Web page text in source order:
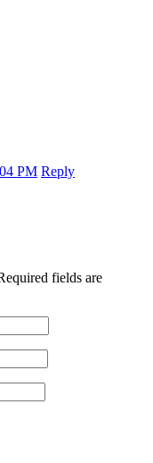
PM Reply
fields are